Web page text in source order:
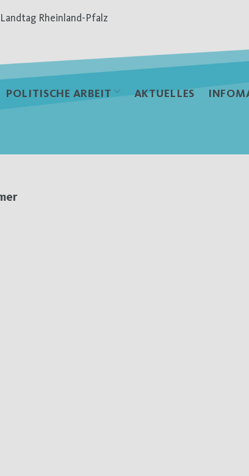
Rheinland-Pfalz
POLITISCHE ARBEIT AKTUELLES